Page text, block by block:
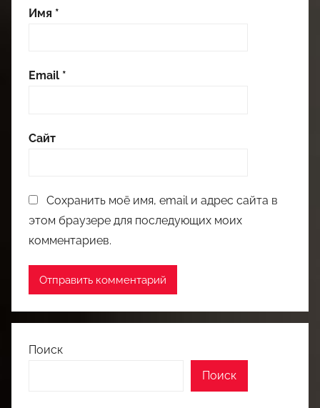
Имя *
Email *
Сайт
Сохранить моё имя, email и адрес сайта в
этом браузере для последующих моих
комментариев.
Поиск
Поиск